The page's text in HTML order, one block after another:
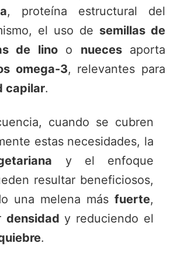
, proteína estructural del
el uso de semillas de
de linoo nuecesaporta
omega-3, relevantes para
capilar.
cuando se cubren
estas necesidades, la
y el enfoque
resultar beneficiosos,
una melena más fuerte,
densidad y reduciendo el
.